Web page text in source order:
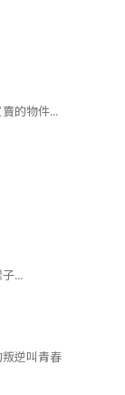
的物件...
...
逆叫青春